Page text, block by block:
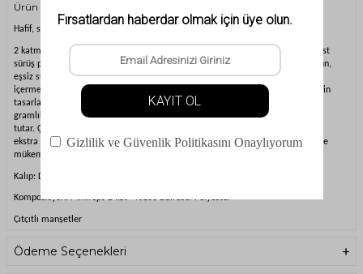
Ürün Kodu : WPT081 -Picture Organic Exa Bayan Pantolon
Hafif, suya dayanıklı, nefes alabilirlik ve sıcak yalıtımın tavizsiz kombinasyonu
2 katmanlı Exa Pantolon, Picture'ın ikonik, inanılmaz derecede çok yönlü serbest
sürüş pantolonudur. Dairesel polyester ile çevre dostu olarak tasarlanan bu ürün,
eşsiz su geçirmez nefes alabilirlik için 20K/20K membrana sahiptir ve PFC
içermeyen dayanıklı su itici işlemle güçlendirilmiştir. Çok yönlülük ve sıcaklık için
tasarlanan eşofman altı, toz toprakta oynarken ekstra havalandırma sağlar. 4
gramlık yalıtım ve bel körüğü ile bu pantolon, karı dışarıda tutarken sizi sıcak
tutar. Çok yönlülük için tasarlanan uyluk fermuarları, tozlu zeminde oynarken
ekstra havalandırma sağlar. Bu düz kesim pantolonlar, kayaklarınızı giydiğinizde
mükemmel bir kabuk katmanıdır.
Kalıp: Düz
Kompozisyon: Minireps 2 kat - %100 Dairesel Polyester
Çıtçıtlı manşetler
Ödeme Seçenekleri